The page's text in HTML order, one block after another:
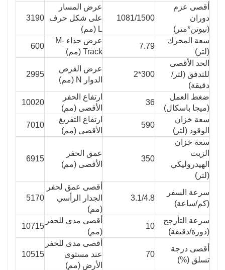
أقصى عزم
دوران
(نيوتن*متر)
1081/1500
عرض المسار
على شكل حرف
L (مم)
3190
سعة المحرك
(لتر)
7.79
عرض حذاء M-
Track (مم)
600
الحد الأقصى
للتدفق (لتر/
دقيقة)
300*2
عرض القرص
الدوار N (مم)
2995
ضغط العمل
(ميجا باسكال)
36
ارتفاع الحفر
الأقصى (مم)
10020
سعة خزان
الوقود (لتر)
590
ارتفاع التفريغ
الأقصى (مم)
7010
سعة خزان
الزيت
الهيدروليكي
(لتر)
350
عمق الحفر
الأقصى (مم)
6915
سرعة السفر
(كم/ساعة)
3.1/4.8
أقصى عمق لحفر
الجدار الرأسي
(مم)
5170
سرعة التأرجح
(دورة/دقيقة)
10
أقصى مدى للحفر
(مم)
10715
أقصى درجة
تسلق (%)
70
أقصى مدى للحفر
عند مستوى
الأرض (مم)
10515